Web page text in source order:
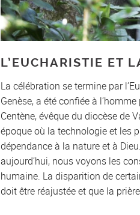
L’EUCHARISTIE ET
La célébration se termine par
Genèse, a été confiée à
Centène, évêque du diocèse de
époque où la technologie et les
dépendance à la nature et à
aujourd’hui, nous voyons les
humaine. La disparition de
doit être réajustée et que la